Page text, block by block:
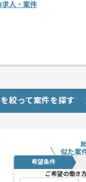
すえての
人・案件
絞って案件を探す
似た案
希望条件
ご希望の働き